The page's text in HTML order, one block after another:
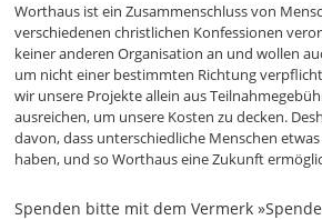
Worthaus ist ein Zusammenschluss von
verschiedenen christlichen Konfessionen
keiner anderen Organisation an und wollen
um nicht einer bestimmten Richtung
wir unsere Projekte allein aus
ausreichen, um unsere Kosten zu decken.
davon, dass unterschiedliche Menschen
haben, und so Worthaus eine Zukunft
Spenden bitte mit dem Vermerk